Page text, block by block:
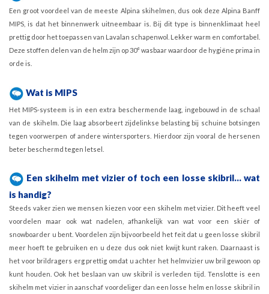
Een groot voordeel van de meeste Alpina skihelmen, dus ook deze Alpina Banff
MIPS, is dat het binnenwerk uitneembaar is. Bij dit type is binnenklimaat heel
prettig door het toepassen van Lavalan schapenwol. Lekker warm en comfortabel.
Deze stoffen delen van de helm zijn op 30° wasbaar waardoor de hygiëne prima in
orde is.
Wat is MIPS
Het MIPS-systeem is in een extra beschermende laag, ingebouwd in de schaal
van de skihelm. Die laag absorbeert zijdelinkse belasting bij schuine botsingen
tegen voorwerpen of andere wintersporters. Hierdoor zijn vooral de hersenen
beter beschermd tegen letsel.
Een skihelm met vizier of toch een losse skibril... wat
is handig?
Steeds vaker zien we mensen kiezen voor een skihelm met vizier. Dit heeft veel
voordelen maar ook wat nadelen, afhankelijk van wat voor een skiër of
snowboarder u bent. Voordelen zijn bijvoorbeeld het feit dat u geen losse skibril
meer hoeft te gebruiken en u deze dus ook niet kwijt kunt raken. Daarnaast is
het voor brildragers erg prettig omdat u achter het helmvizier uw bril gewoon op
kunt houden. Ook het beslaan van uw skibril is verleden tijd. Tenslotte is een
skihelm met vizier in aanschaf voordeliger dan een losse helm en losse skibril in